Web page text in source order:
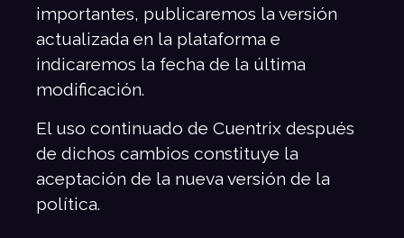
importantes, publicaremos la versión
actualizada en la plataforma e
indicaremos la fecha de la última
modificación.
El uso continuado de Cuentrix después
de dichos cambios constituye la
aceptación de la nueva versión de la
política.